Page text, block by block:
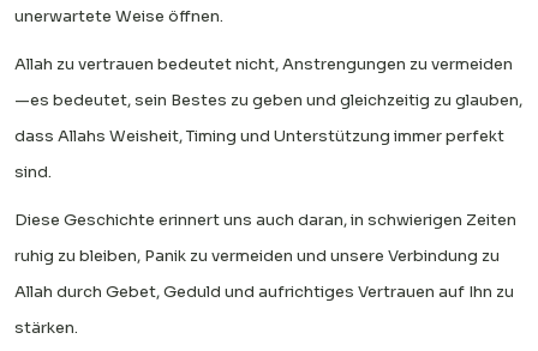
unerwartete Weise öffnen.
Allah zu vertrauen bedeutet nicht, Anstrengungen zu vermeiden
—es bedeutet, sein Bestes zu geben und gleichzeitig zu glauben,
dass Allahs Weisheit, Timing und Unterstützung immer perfekt
sind.
Diese Geschichte erinnert uns auch daran, in schwierigen Zeiten
ruhig zu bleiben, Panik zu vermeiden und unsere Verbindung zu
Allah durch Gebet, Geduld und aufrichtiges Vertrauen auf Ihn zu
stärken.